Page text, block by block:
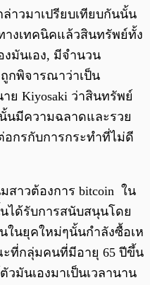
าวมาเปรียบเทียบกันนั้น
างเทคนิคแล้วสินทรัพย์ทั้ง
มันเอง, มีจำนวน
กพิจารณาว่าเป็น
ย Kiyosaki ว่าสินทรัพย์
นมีความฉลาดและรวย
กรกับการกระทำที่ไม่ดี
สาวต้องการ bitcoin ใน
ด้รับการสนับสนุนโดย
นยุคใหม่ๆนั้นกำลังซื้อเห
ที่กลุ่มคนที่มีอายุ 65 ปีขึ้น
มันเองมาเป็นเวลานาน